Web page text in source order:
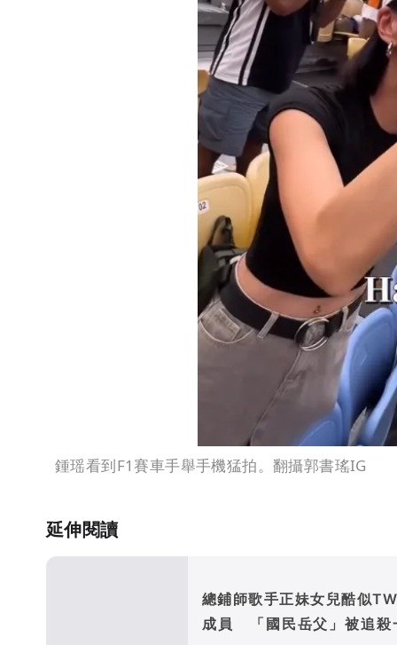
鍾瑶看到F1賽車手舉手機猛拍。翻攝郭書瑤IG
延伸閱讀
總鋪師歌手正妹女兒酷似
成員 「國民岳父」被追殺